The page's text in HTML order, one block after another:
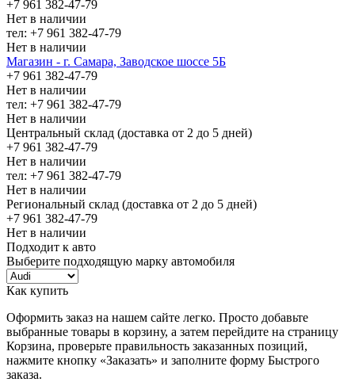
+7 961 382-47-79
Нет в наличии
тел: +7 961 382-47-79
Нет в наличии
Магазин - г. Самара, Заводское шоссе 5Б
+7 961 382-47-79
Нет в наличии
тел: +7 961 382-47-79
Нет в наличии
Центральный склад (доставка от 2 до 5 дней)
+7 961 382-47-79
Нет в наличии
тел: +7 961 382-47-79
Нет в наличии
Региональный склад (доставка от 2 до 5 дней)
+7 961 382-47-79
Нет в наличии
Подходит к авто
Выберите подходящую марку автомобиля
Как купить
Оформить заказ на нашем сайте легко. Просто добавьте
выбранные товары в корзину, а затем перейдите на страницу
Корзина, проверьте правильность заказанных позиций,
нажмите кнопку «Заказать» и заполните форму Быстрого
заказа.